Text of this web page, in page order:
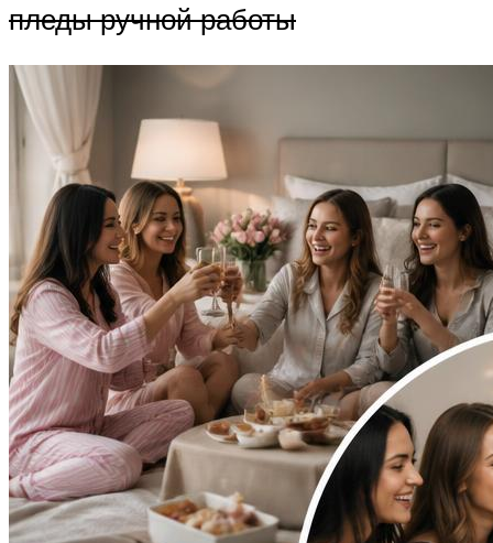
пледы ручной работы